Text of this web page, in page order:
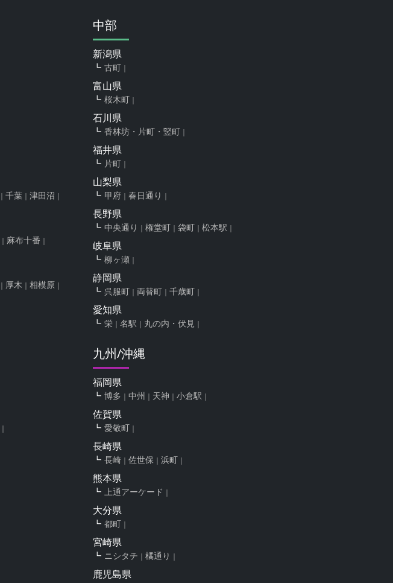
千葉
津田沼
麻布十番
厚木
相模原
中部
新潟県
古町
富山県
桜木町
石川県
香林坊・片町・竪町
福井県
片町
山梨県
甲府 春日通り
長野県
中央通り 権堂町 袋町 松本駅
岐阜県
柳ヶ瀬
静岡県
呉服町 両替町 千歳町
愛知県
栄 名駅 丸の内・伏見
九州/沖縄
福岡県
博多 中州 天神 小倉駅
佐賀県
愛敬町
長崎県
長崎 佐世保 浜町
熊本県
上通アーケード
大分県
都町
宮崎県
ニシタチ 橘通り
鹿児島県